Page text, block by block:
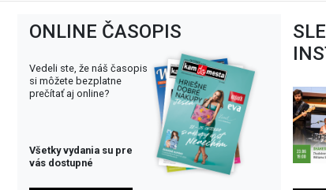
ONLINE ČASOPIS
Vedeli ste, že náš časopis
si môžete bezplatne
prečítať aj online?
Všetky vydania su pre
vás dostupné